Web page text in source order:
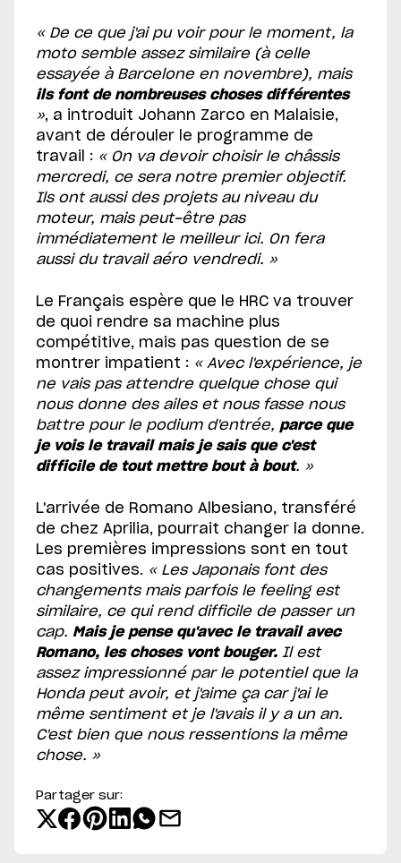
« De ce que j'ai pu voir pour le moment, la
moto semble assez similaire (à celle
essayée à Barcelone en novembre), mais
ils font de nombreuses choses différentes
», a introduit Johann Zarco en Malaisie,
avant de dérouler le programme de
travail : « On va devoir choisir le châssis
mercredi, ce sera notre premier objectif.
Ils ont aussi des projets au niveau du
moteur, mais peut-être pas
immédiatement le meilleur ici. On fera
aussi du travail aéro vendredi. »
Le Français espère que le HRC va trouver
de quoi rendre sa machine plus
compétitive, mais pas question de se
montrer impatient : « Avec l'expérience, je
ne vais pas attendre quelque chose qui
nous donne des ailes et nous fasse nous
battre pour le podium d'entrée, parce que
je vois le travail mais je sais que c'est
difficile de tout mettre bout à bout. »
L'arrivée de Romano Albesiano, transféré
de chez Aprilia, pourrait changer la donne.
Les premières impressions sont en tout
cas positives. « Les Japonais font des
changements mais parfois le feeling est
similaire, ce qui rend difficile de passer un
cap. Mais je pense qu'avec le travail avec
Romano, les choses vont bouger. Il est
assez impressionné par le potentiel que la
Honda peut avoir, et j'aime ça car j'ai le
même sentiment et je l'avais il y a un an.
C'est bien que nous ressentions la même
chose. »
Partager sur: